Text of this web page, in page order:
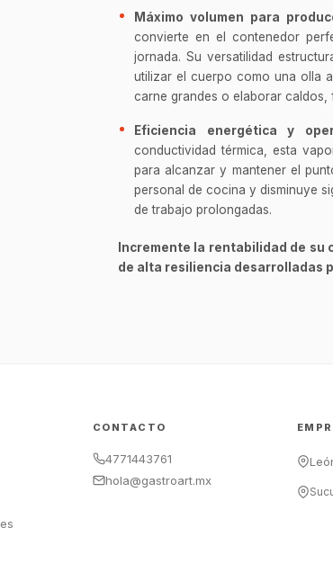
Máximo volumen para
convierte en el contenedor
jornada. Su versatilidad
utilizar el cuerpo como una olla
carne grandes o elaborar
Eficiencia energética y
conductividad térmica, esta
para alcanzar y mantener el
personal de cocina y disminuye
de trabajo prolongadas.
Incremente la rentabilidad de su
de alta resiliencia desarrolladas
CONTACTO
4771443761
hola@gastroart.mx